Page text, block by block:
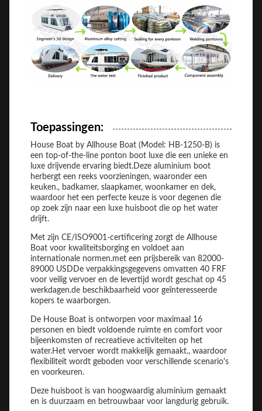
Toepassingen:
House Boat by Allhouse Boat (Model: HB-1250-B) is
een top-of-the-line ponton boot luxe die een unieke en
luxe drijvende ervaring biedt.Deze aluminium boot
herbergt een reeks voorzieningen, waaronder een
keuken., badkamer, slaapkamer, woonkamer en dek,
waardoor het een perfecte keuze is voor degenen die
op zoek zijn naar een luxe huisboot die op het water
drijft.
Met zijn CE/ISO9001-certificering zorgt de Allhouse
Boat voor kwaliteitsborging en voldoet aan
internationale normen.met een prijsbereik van 82000-
89000 USDDe verpakkingsgegevens omvatten 40 FRF
voor veilig vervoer en de levertijd wordt geschat op 45
werkdagen.de beschikbaarheid voor geïnteresseerde
kopers te waarborgen.
De House Boat is ontworpen voor maximaal 16
personen en biedt voldoende ruimte en comfort voor
bijeenkomsten of recreatieve activiteiten op het
water.Het vervoer wordt makkelijk gemaakt., waardoor
flexibiliteit wordt geboden voor verschillende scenario's
en voorkeuren.
Deze huisboot is van hoogwaardig aluminium gemaakt
en is duurzaam en betrouwbaar voor langdurig gebruik.